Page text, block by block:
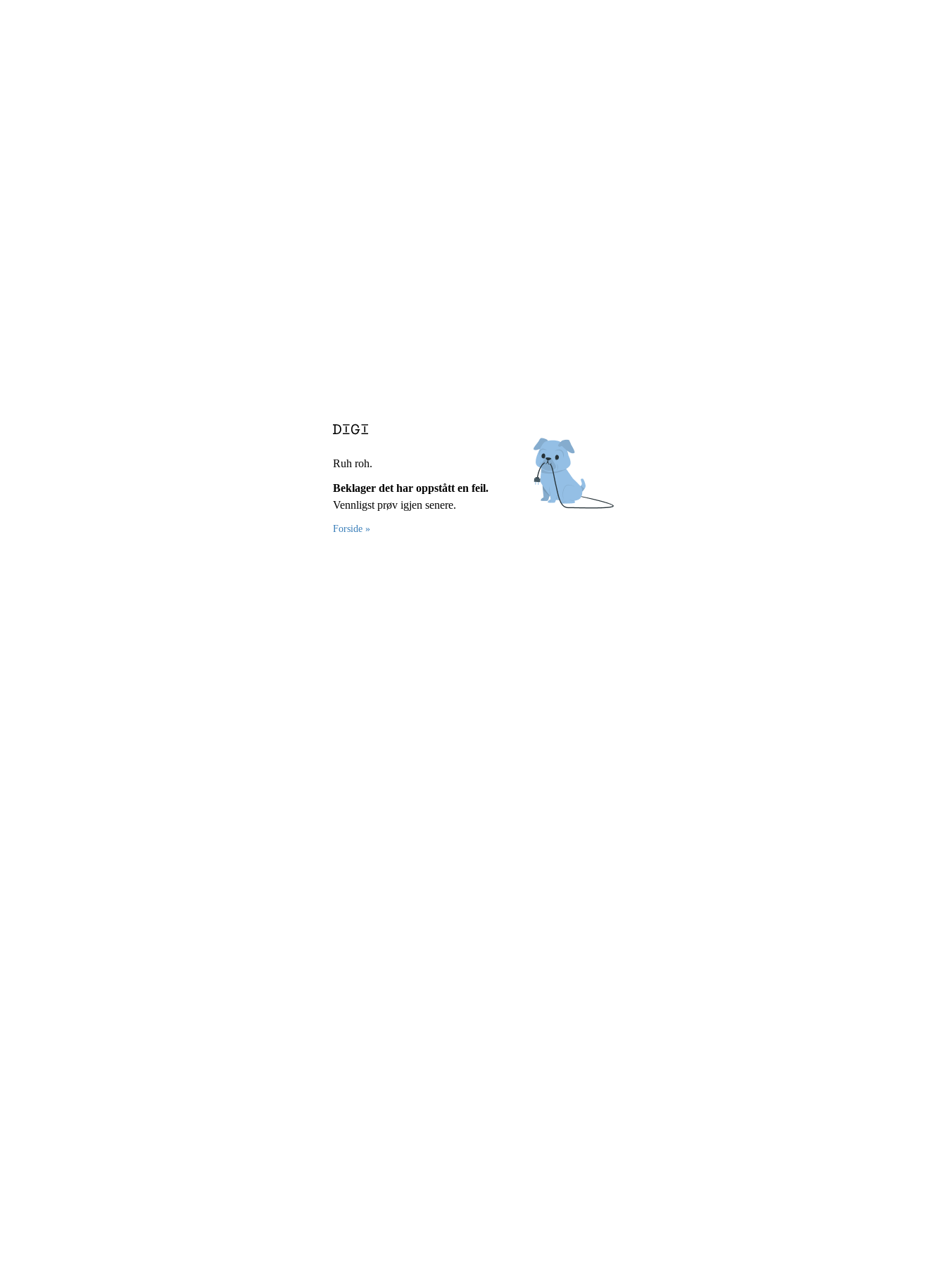
Ruh roh.
Beklager det har oppstått en feil.
Vennligst prøv igjen senere.
Forside »